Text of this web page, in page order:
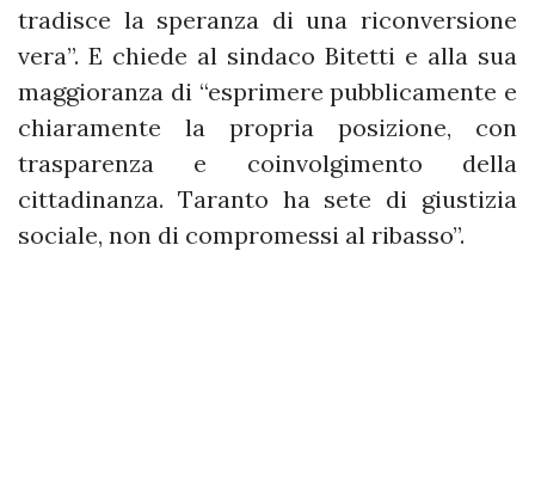
tradisce la speranza di una riconversione
vera”. E chiede al sindaco Bitetti e alla sua
maggioranza di “esprimere pubblicamente e
chiaramente la propria posizione, con
trasparenza e coinvolgimento della
cittadinanza. Taranto ha sete di giustizia
sociale, non di compromessi al ribasso”.